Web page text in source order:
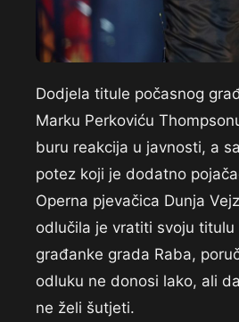
Dodjela titule počasnog
Marku Perkoviću
buru reakcija u javnosti, a
potez koji je dodatno
Operna pjevačica Dunja
odlučila je vratiti svoju titulu
građanke grada Raba,
odluku ne donosi lako, ali
ne želi šutjeti.